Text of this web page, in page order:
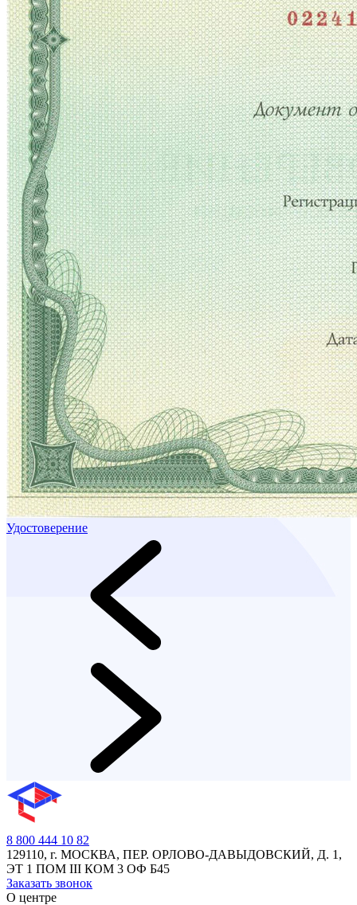
Удостоверение
8 800 444 10 82
129110, г. МОСКВА, ПЕР. ОРЛОВО-ДАВЫДОВСКИЙ, Д. 1,
ЭТ 1 ПОМ III КОМ 3 ОФ Б45
Заказать звонок
О центре